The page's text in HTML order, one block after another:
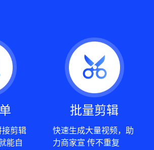
接剪辑
能自
批量剪辑
快速生成大量视频，助
力商家宣 传不重复